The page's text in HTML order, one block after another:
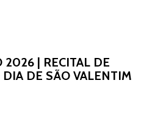
2026 | RECITAL DE
DE SÃO VALENTIM